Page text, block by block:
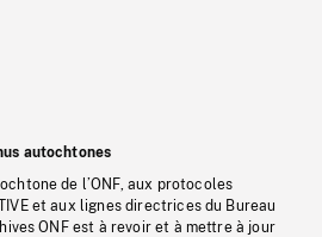
autochtones
de l’ONF, aux protocoles
et aux lignes directrices du Bureau
ONF est à revoir et à mettre à jour